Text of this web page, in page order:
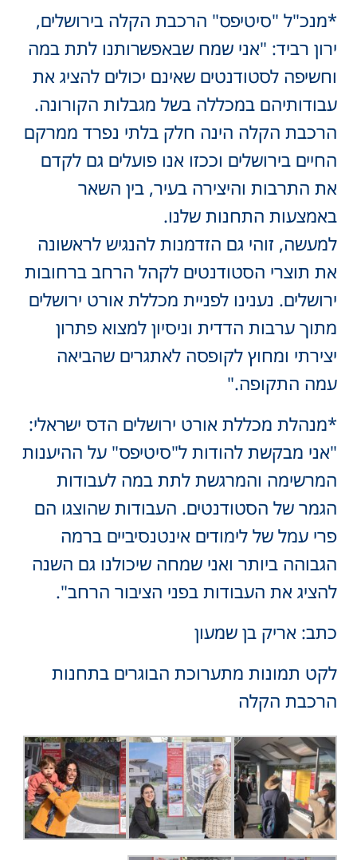
*מנכ"ל "סיטיפס" הרכבת הקלה בירושלים,
ירון רביד: "אני שמח שבאפשרותנו לתת במה
וחשיפה לסטודנטים שאינם יכולים להציג את
עבודותיהם במכללה בשל מגבלות הקורונה.
הרכבת הקלה הינה חלק בלתי נפרד ממרקם
החיים בירושלים וככזו אנו פועלים גם לקדם
את התרבות והיצירה בעיר, בין השאר
באמצעות התחנות שלנו.
למעשה, זוהי גם הזדמנות להנגיש לראשונה
את תוצרי הסטודנטים לקהל הרחב ברחובות
ירושלים. נענינו לפניית מכללת אורט ירושלים
מתוך ערבות הדדית וניסיון למצוא פתרון
יצירתי ומחוץ לקופסה לאתגרים שהביאה
עמה התקופה."
*מנהלת מכללת אורט ירושלים הדס ישראלי:
"אני מבקשת להודות ל"סיטיפס" על ההיענות
המרשימה והמרגשת לתת במה לעבודות
הגמר של הסטודנטים. העבודות שהוצגו הם
פרי עמל של לימודים אינטנסיביים ברמה
הגבוהה ביותר ואני שמחה שיכולנו גם השנה
להציג את העבודות בפני הציבור הרחב".
כתב: אריק בן שמעון
לקט תמונות מתערוכת הבוגרים בתחנות
הרכבת הקלה